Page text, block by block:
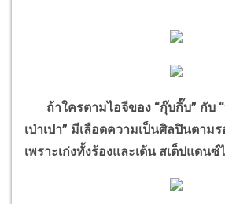
ถ้าใครตามไอจีของ “กุ๊บกิ๊บ” กับ “
เป่าเปา” มีเลือดความเป็นศิลปินตาม
เพราะเก่งทั้งร้องและเต้น สเต็ปแดน